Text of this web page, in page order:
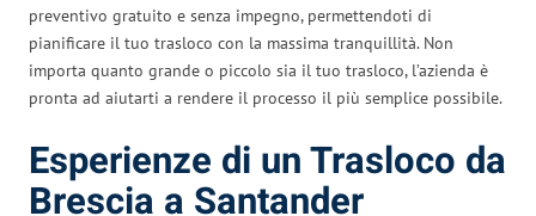
preventivo gratuito e senza impegno, permettendoti di
pianificare il tuo trasloco con la massima tranquillità. Non
importa quanto grande o piccolo sia il tuo trasloco, l’azienda è
pronta ad aiutarti a rendere il processo il più semplice possibile.
Esperienze di un Trasloco da
Brescia a Santander